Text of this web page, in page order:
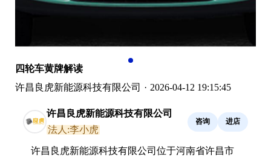
四轮车黄牌解读
许昌良虎新能源科技有限公司 · 2026-04-12 19:15:45
许昌良虎新能源科技有限公司
法人:李小虎
咨询 进店
许昌良虎新能源科技有限公司位于河南省许昌市